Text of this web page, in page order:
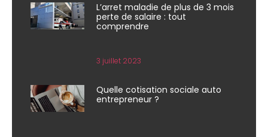
L’arret maladie de plus de 3 mois
perte de salaire : tout
comprendre
3 juillet 2023
Quelle cotisation sociale auto
entrepreneur ?